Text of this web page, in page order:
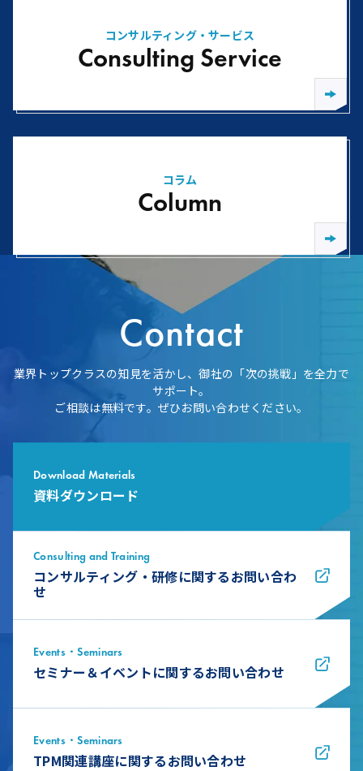
コンサルティング・サービス
Consulting Service
コラム
Column
Contact
業界トップクラスの知見を活かし、御社の「次の挑戦」を全力で
サポート。
ご相談は無料です。ぜひお問い合わせください。
Download Materials
資料ダウンロード
Consulting and Training
コンサルティング・研修に関するお問い合わ
せ
Events・Seminars
セミナー＆イベントに関するお問い合わせ
Events・Seminars
TPM関連講座に関するお問い合わせ